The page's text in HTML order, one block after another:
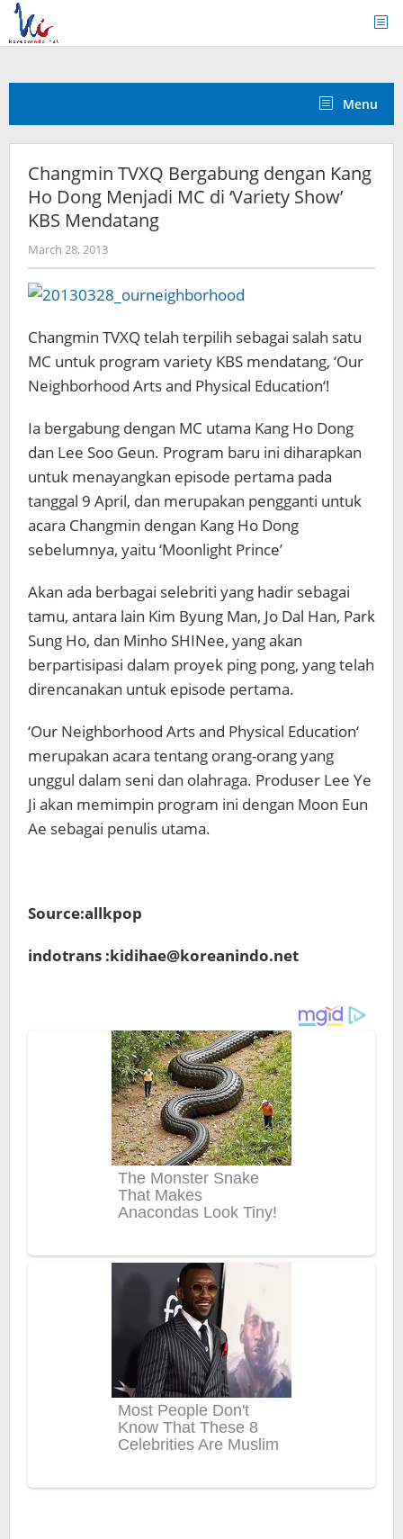
Skip
content
Menu
Changmin TVXQ Bergabung dengan Kang
Ho Dong Menjadi MC di ‘Variety Show’
KBS Mendatang
March 28, 2013by
Koreanindo
Changmin TVXQ telah terpilih sebagai salah satu
MC untuk program variety KBS mendatang, ‘Our
Neighborhood Arts and Physical Education‘!
Ia bergabung dengan MC utama Kang Ho Dong
dan Lee Soo Geun. Program baru ini diharapkan
untuk menayangkan episode pertama pada
tanggal 9 April, dan merupakan pengganti untuk
acara Changmin dengan Kang Ho Dong
sebelumnya, yaitu ‘Moonlight Prince’
Akan ada berbagai selebriti yang hadir sebagai
tamu, antara lain Kim Byung Man, Jo Dal Han, Park
Sung Ho, dan Minho SHINee, yang akan
berpartisipasi dalam proyek ping pong, yang telah
direncanakan untuk episode pertama.
‘Our Neighborhood Arts and Physical Education‘
merupakan acara tentang orang-orang yang
unggul dalam seni dan olahraga. Produser Lee Ye
Ji akan memimpin program ini dengan Moon Eun
Ae sebagai penulis utama.
Source:allkpop
indotrans :kidihae@koreanindo.net